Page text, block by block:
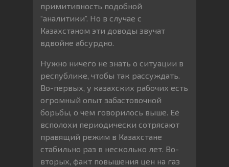
примитивность подобной
“аналитики”. Но в случае с
Казахстаном эти доводы звучат
вдвойне абсурдно.
Нужно ничего не знать о ситуации в
республике, чтобы так рассуждать.
Во-первых, у казахских рабочих есть
огромный опыт забастовочной
борьбы, о чем говорилось выше. Её
всполохи периодически сотрясают
правящий режим в Казахстане
стабильно раз в несколько лет. Во-
вторых, факт повышения цен на газ